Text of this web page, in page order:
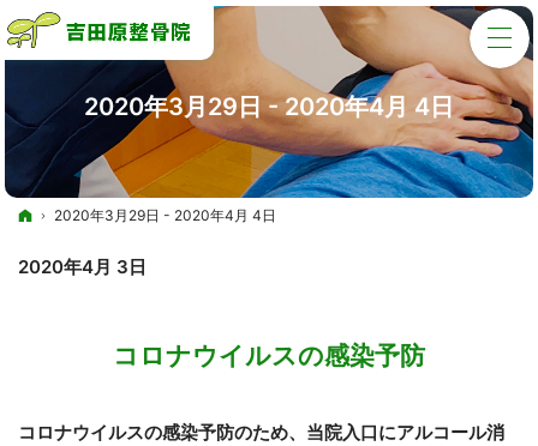
2020年3月29日 - 2020年4月 4日
ホーム
2020年3月29日 - 2020年4月 4日
2020年4月 3日
コロナウイルスの感染予防
コロナウイルスの感染予防のため、当院入口にアルコール消